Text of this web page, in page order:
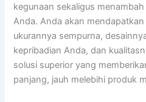
kegunaan sekaligus
Anda. Anda akan
ukurannya sempurna,
kepribadian Anda, dan
solusi superior yang
panjang, jauh melebihi produk